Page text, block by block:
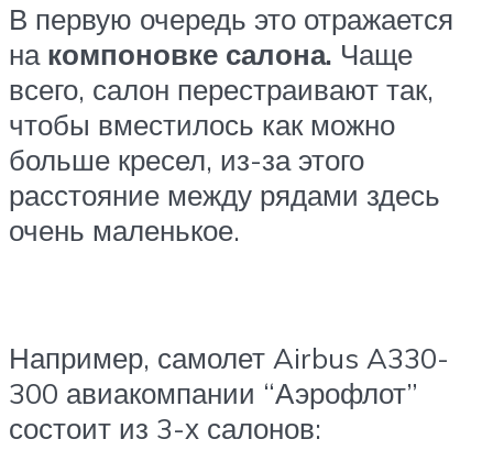
В первую очередь это отражается
на компоновке салона. Чаще
всего, салон перестраивают так,
чтобы вместилось как можно
больше кресел, из-за этого
расстояние между рядами здесь
очень маленькое.
Например, самолет Airbus A330-
300 авиакомпании “Аэрофлот”
состоит из 3-х салонов: